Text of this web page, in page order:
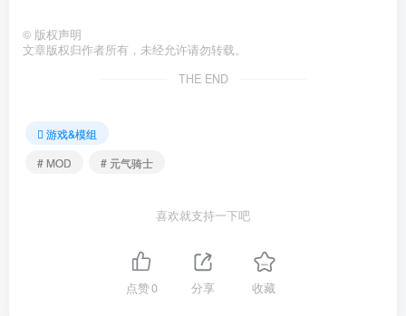
© 版权声明
文章版权归作者所有，未经允许请勿转载。
THE END
游戏&模组
# MOD
# 元气骑士
喜欢就支持一下吧
点赞0 分享 收藏